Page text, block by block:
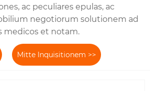
ac peculiares epulas, ac
negotiorum solutionem ad
medicos et notam.
Mitte Inquisitionem >>